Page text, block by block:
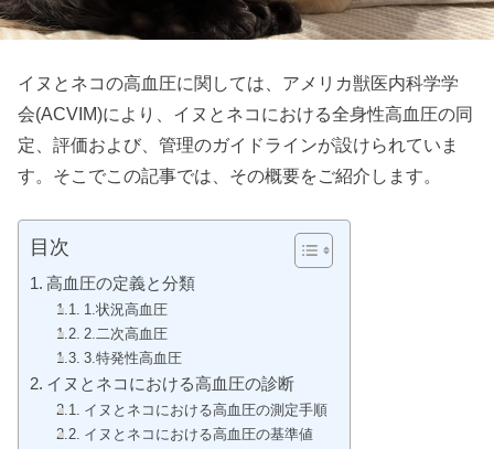
イヌとネコの高血圧に関しては、アメリカ獣医内科学学
会(ACVIM)により、イヌとネコにおける全身性高血圧の同
定、評価および、管理のガイドラインが設けられていま
す。そこでこの記事では、その概要をご紹介します。
目次
高血圧の定義と分類
1.状況高血圧
2.二次高血圧
3.特発性高血圧
イヌとネコにおける高血圧の診断
イヌとネコにおける高血圧の測定手順
イヌとネコにおける高血圧の基準値